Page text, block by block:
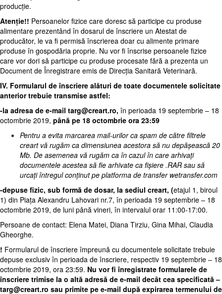
producție.
Atenție!! Persoanelor fizice care doresc să participe cu produse
alimentare prezentând în dosarul de înscriere un Atestat de
producător, le va fi permisă înscrierea doar cu alimente primare
produse în gospodăria proprie. Nu vor fi înscrise persoanele fizice
care vor dori să participe cu produse procesate fără a prezenta un
Document de Înregistrare emis de Direcția Sanitară Veterinară.
IV. Formularul de înscriere alături de toate documentele solicitate
anterior trebuie transmise astfel:
-la adresa de e-mail targ@creart.ro, în perioada 19 septembrie – 18
octombrie 2019, până pe 18 octombrie ora 23:59
Pentru a evita marcarea mail-urilor ca spam de către filtrele
creart vă rugăm ca dimensiunea acestora să nu depășească 20
Mb. De asemenea vă rugăm ca în cazul în care arhivați
documentele acestea să fie arhivate ca fișiere .RAR sau să
urcați întregul conținut pe platforma de transfer wetransfer.com
-depuse fizic, sub formă de dosar, la sediul creart, (etajul 1, biroul
1) din Piața Alexandru Lahovari nr.7, în perioada 19 septembrie – 18
octombrie 2019, de luni până vineri, în intervalul orar 11:00-17:00.
Persoane de contact: Elena Matei, Diana Tirziu, Gina Mihai, Claudia
Gheorghe.
! Formularul de înscriere împreună cu documentele solicitate trebuie
depuse exclusiv în perioada de înscriere, respectiv 19 septembrie – 18
octombrie 2019, ora 23:59. Nu vor fi înregistrate formularele de
înscriere trimise la o altă adresă de e-mail decât cea specificată –
targ@creart.ro sau primite pe e-mail după expirarea termenului de